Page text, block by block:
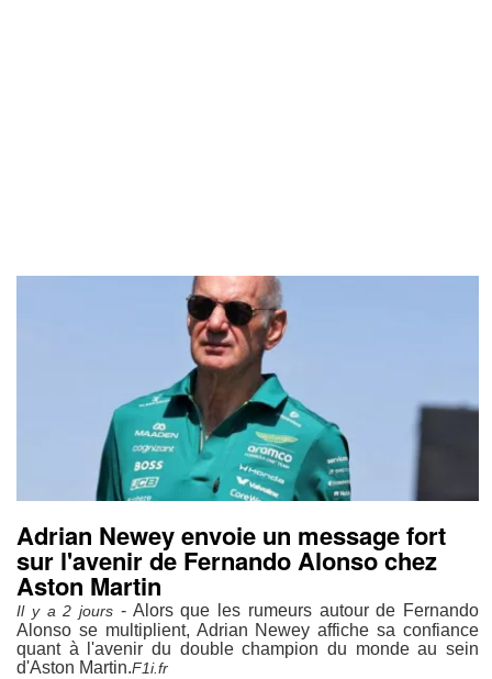
Adrian Newey envoie un message fort
sur l'avenir de Fernando Alonso chez
Aston Martin
Il y a 2 jours - Alors que les rumeurs autour de Fernando
Alonso se multiplient, Adrian Newey affiche sa confiance
quant à l'avenir du double champion du monde au sein
d'Aston Martin.F1i.fr